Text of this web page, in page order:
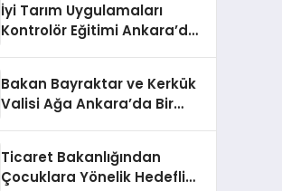
İyi Tarım Uygulamaları
Kontrolör Eğitimi Ankara’da
Bakan Bayraktar ve Kerkük
Valisi Ağa Ankara’da Bir
Ticaret Bakanlığından
Çocuklara Yönelik Hedefli